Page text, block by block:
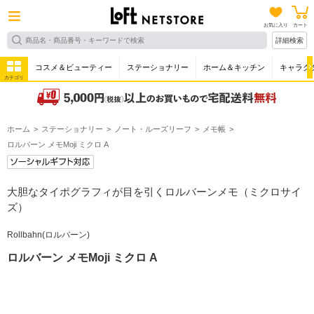
お気に入り カート
詳細検索
カテゴリ
コスメ＆ビューティー ステーショナリー ホーム＆キッチン キャラク
ホーム ステーショナリー ノート・ルーズリーフ
メモ帳
ロルバーン メモMoji ミクロ A
大胆なタイポグラフィが目を引くロルバーンメモ（ミクロサイ
ズ）
Rollbahn(ロルバーン)
ロルバーン メモMoji ミクロ A